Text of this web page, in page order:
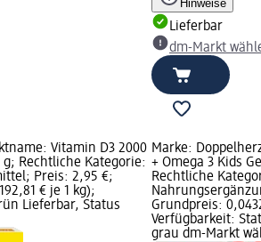
Hinweise
Lieferbar
dm-Markt
Vitamin D3 2000
g; Rechtliche Kategorie:
Preis: 2,95 €;
€ je 1 kg);
Lieferbar, Status
Marke:
+ Omega 3 Kids
Rechtliche
Grundpreis:
Verfügbarkeit:
grau dm-Markt